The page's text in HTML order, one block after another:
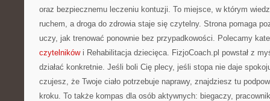
oraz bezpiecznemu leczeniu kontuzji. To miejsce, w którym
ruchem, a droga do zdrowia staje się czytelny. Strona pomaga
uczy, jak trenować ponownie bez przypadkowości. Polecamy
czytelnikówi Rehabilitacja dziecięca. FizjoCoach.pl powstał z
działać konkretnie. Jeśli boli Cię plecy, jeśli stopa nie daje
czujesz, że Twoje ciało potrzebuje naprawy, znajdziesz tu
kroku. To także kompas dla osób aktywnych: biegaczy,